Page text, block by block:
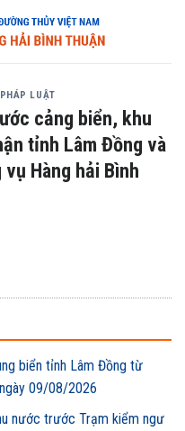
LUẬT
cảng biển, khu
tỉnh Lâm Đồng và
Hàng hải Bình
biển tỉnh Lâm Đồng từ
09/08/2026
nước trước Trạm kiểm ngư